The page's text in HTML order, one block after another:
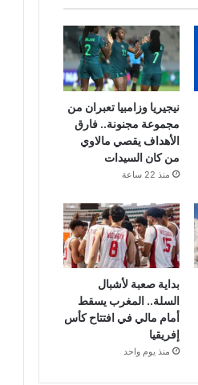
نيجيريا وزامبيا تعبران من
مجموعة مجنونة.. فارق
الأهداف يقصي مالاوي
من كان السيدات
منذ 22 ساعة
بداية صعبة لأشبال
السلة.. المغرب يسقط
أمام مالي في افتتاح كأس
إفريقيا
منذ يوم واحد